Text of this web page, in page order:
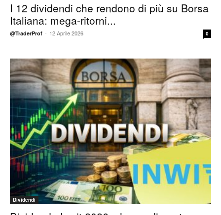
I 12 dividendi che rendono di più su Borsa
Italiana: mega-ritorni...
@TraderProf - 12 Aprile 2026 0
Dividendi